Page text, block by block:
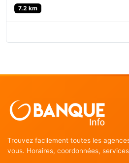
7.2 km
Trouvez facilement toutes les
vous. Horaires, coordonnées,